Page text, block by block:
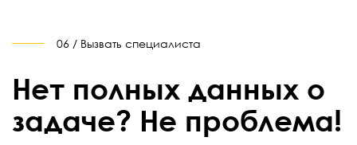
06 / Вызвать специалиста
Нет полных данных о
задаче? Не проблема!